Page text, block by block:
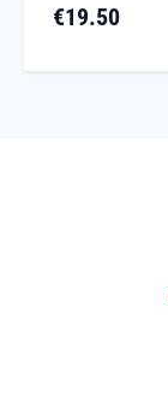
€19.50